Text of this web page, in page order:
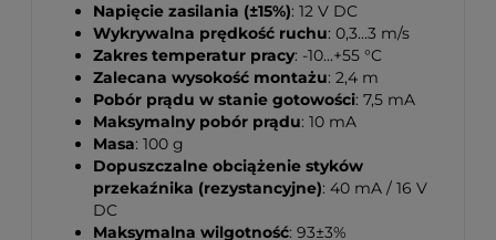
Napięcie zasilania (±15%): 12 V DC
Wykrywalna prędkość ruchu: 0,3...3 m/s
Zakres temperatur pracy: -10...+55 °C
Zalecana wysokość montażu: 2,4 m
Pobór prądu w stanie gotowości: 7,5 mA
Maksymalny pobór prądu: 10 mA
Masa: 100 g
Dopuszczalne obciążenie styków
przekaźnika (rezystancyjne): 40 mA / 16 V
DC
Maksymalna wilgotność: 93±3%